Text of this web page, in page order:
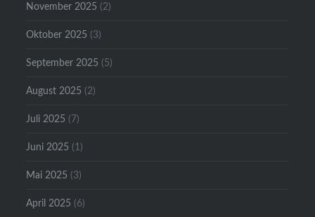
November 2025 (2)
Oktober 2025 (3)
September 2025 (5)
August 2025 (2)
Juli 2025 (7)
Juni 2025 (1)
Mai 2025 (3)
April 2025 (6)